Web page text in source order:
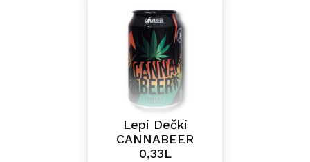
Lepi Dečki
CANNABEER
0,33L